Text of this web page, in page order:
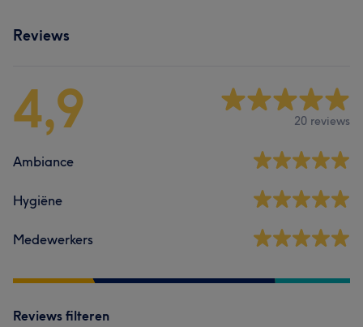
Reviews
4,9 20 reviews
Ambiance
Hygiëne
Medewerkers
Reviews filteren